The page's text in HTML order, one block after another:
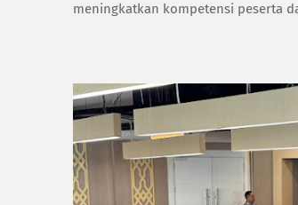
meningkatkan kompetensi peserta